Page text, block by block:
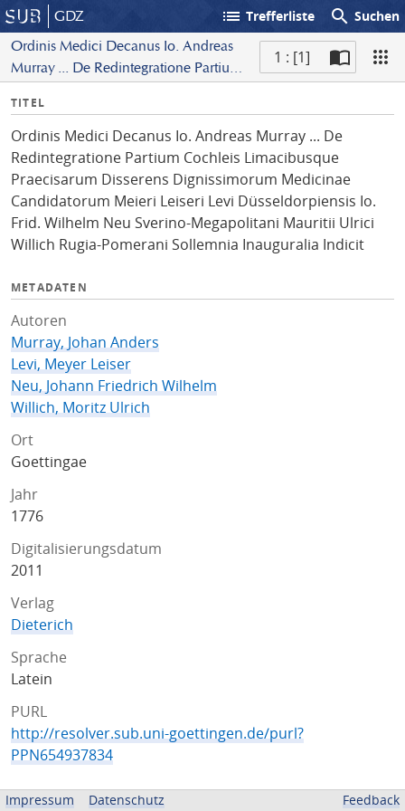
GDZ list Trefferliste search Suchen
Ordinis Medici Decanus Io. Andreas
Murray ... De Redintegratione Partium
Disserens Dignissimorum Medicinae
Candidatorum Meieri Leiseri Levi
Düsseldorpiensis Io. Frid. Wilhelm Neu
Sverino-Megapolitani Mauritii Ulrici
Willich Rugia-Pomerani Sollemnia
Inauguralia Indicit
1 : [1]
I
f
o
TITEL
Ordinis Medici Decanus Io. Andreas Murray ... De
Redintegratione Partium Cochleis Limacibusque
Praecisarum Disserens Dignissimorum Medicinae
Candidatorum Meieri Leiseri Levi Düsseldorpiensis Io.
Frid. Wilhelm Neu Sverino-Megapolitani Mauritii Ulrici
Willich Rugia-Pomerani Sollemnia Inauguralia Indicit
METADATEN
Autoren
Murray, Johan Anders
Levi, Meyer Leiser
Neu, Johann Friedrich Wilhelm
Willich, Moritz Ulrich
Ort
Goettingae
Jahr
1776
Digitalisierungsdatum
2011
Verlag
Dieterich
Sprache
Latein
PURL
http://resolver.sub.uni-goettingen.de/purl?
PPN654937834
ZUGEHÖRIGE QUELLEN
Impressum Datenschutz Feedback